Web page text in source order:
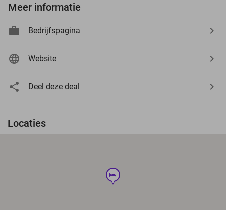
Meer informatie
Bedrijfspagina
Website
Deel deze deal
Locaties
hotel